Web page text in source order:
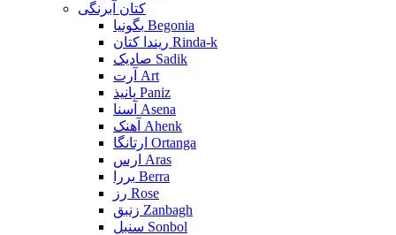
کتان آبرنگی
بگونیا Begonia
ریندا کتان Rinda-k
صادیک Sadik
آرت Art
پانیذ Paniz
آسنا Asena
آهنک Ahenk
ارتانگا Ortanga
ارس Aras
بررا Berra
رز Rose
زنبق Zanbagh
سنبل Sonbol